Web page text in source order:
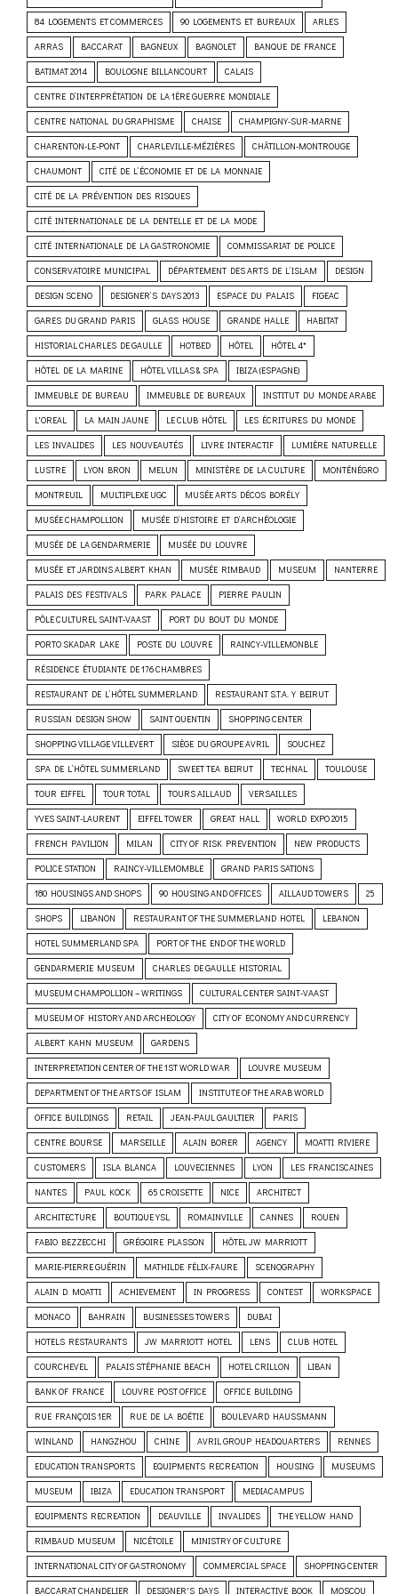
84 LOGEMENTS ET COMMERCES 90 LOGEMENTS ET BUREAUX ARLES
ARRAS BACCARAT BAGNEUX BAGNOLET BANQUE DE FRANCE
BATIMAT 2014 BOULOGNE BILLANCOURT CALAIS
CENTRE D’INTERPRÉTATION DE LA 1ÈRE GUERRE MONDIALE
CENTRE NATIONAL DU GRAPHISME CHAISE CHAMPIGNY-SUR-MARNE
CHARENTON-LE-PONT CHARLEVILLE-MÉZIÈRES CHÂTILLON-MONTROUGE
CHAUMONT CITÉ DE L’ÉCONOMIE ET DE LA MONNAIE
CITÉ DE LA PRÉVENTION DES RISQUES
CITÉ INTERNATIONALE DE LA DENTELLE ET DE LA MODE
CITÉ INTERNATIONALE DE LA GASTRONOMIE COMMISSARIAT DE POLICE
CONSERVATOIRE MUNICIPAL DÉPARTEMENT DES ARTS DE L’ISLAM DESIGN
DESIGN SCENO DESIGNER’S DAYS 2013 ESPACE DU PALAIS FIGEAC
GARES DU GRAND PARIS GLASS HOUSE GRANDE HALLE HABITAT
HISTORIAL CHARLES DE GAULLE HOTBED HÔTEL HÔTEL 4*
HÔTEL DE LA MARINE HÔTEL VILLAS & SPA IBIZA (ESPAGNE)
IMMEUBLE DE BUREAU IMMEUBLE DE BUREAUX INSTITUT DU MONDE ARABE
L'OREAL LA MAIN JAUNE LE CLUB HÔTEL LES ÉCRITURES DU MONDE
LES INVALIDES LES NOUVEAUTÉS LIVRE INTERACTIF LUMIÈRE NATURELLE
LUSTRE LYON BRON MELUN MINISTÈRE DE LA CULTURE MONTÉNÉGRO
MONTREUIL MULTIPLEXE UGC MUSÉE ARTS DÉCOS BORÉLY
MUSÉE CHAMPOLLION MUSÉE D’HISTOIRE ET D’ARCHÉOLOGIE
MUSÉE DE LA GENDARMERIE MUSÉE DU LOUVRE
MUSÉE ET JARDINS ALBERT KHAN MUSÉE RIMBAUD MUSEUM NANTERRE
PALAIS DES FESTIVALS PARK PALACE PIERRE PAULIN
PÔLE CULTUREL SAINT-VAAST PORT DU BOUT DU MONDE
PORTO SKADAR LAKE POSTE DU LOUVRE RAINCY-VILLEMONBLE
RÉSIDENCE ÉTUDIANTE DE 176 CHAMBRES
RESTAURANT DE L’HÔTEL SUMMERLAND RESTAURANT S.T.A.Y BEIRUT
RUSSIAN DESIGN SHOW SAINT QUENTIN SHOPPING CENTER
SHOPPING VILLAGE VILLEVERT SIÈGE DU GROUPE AVRIL SOUCHEZ
SPA DE L’HÔTEL SUMMERLAND SWEET TEA BEIRUT TECHNAL TOULOUSE
TOUR EIFFEL TOUR TOTAL TOURS AILLAUD VERSAILLES
YVES SAINT-LAURENT EIFFEL TOWER GREAT HALL WORLD EXPO 2015
FRENCH PAVILION MILAN CITY OF RISK PREVENTION NEW PRODUCTS
POLICE STATION RAINCY-VILLEMOMBLE GRAND PARIS SATIONS
180 HOUSINGS AND SHOPS 90 HOUSING AND OFFICES AILLAUD TOWERS 25
SHOPS LIBANON RESTAURANT OF THE SUMMERLAND HOTEL LEBANON
HOTEL SUMMERLAND SPA PORT OF THE END OF THE WORLD
GENDARMERIE MUSEUM CHARLES DE GAULLE HISTORIAL
MUSEUM CHAMPOLLION – WRITINGS CULTURAL CENTER SAINT-VAAST
MUSEUM OF HISTORY AND ARCHEOLOGY CITY OF ECONOMY AND CURRENCY
ALBERT KAHN MUSEUM GARDENS
INTERPRETATION CENTER OF THE 1ST WORLD WAR LOUVRE MUSEUM
DEPARTMENT OF THE ARTS OF ISLAM INSTITUTE OF THE ARAB WORLD
OFFICE BUILDINGS RETAIL JEAN-PAUL GAULTIER PARIS
CENTRE BOURSE MARSEILLE ALAIN BORER AGENCY MOATTI RIVIERE
CUSTOMERS ISLA BLANCA LOUVECIENNES LYON LES FRANCISCAINES
NANTES PAUL KOCK 65 CROISETTE NICE ARCHITECT
ARCHITECTURE BOUTIQUE YSL ROMAINVILLE CANNES ROUEN
FABIO BEZZECCHI GRÉGOIRE PLASSON HÔTEL JW MARRIOTT
MARIE-PIERRE GUÉRIN MATHILDE FÉLIX-FAURE SCENOGRAPHY
ALAIN D. MOATTI ACHIEVEMENT IN PROGRESS CONTEST WORKSPACE
MONACO BAHRAIN BUSINESSES TOWERS DUBAI
HOTELS RESTAURANTS JW MARRIOTT HOTEL LENS CLUB HOTEL
COURCHEVEL PALAIS STÉPHANIE BEACH HOTEL CRILLON LIBAN
BANK OF FRANCE LOUVRE POST OFFICE OFFICE BUILDING
RUE FRANÇOIS 1ER RUE DE LA BOÉTIE BOULEVARD HAUSSMANN
WINLAND HANGZHOU CHINE AVRIL GROUP HEADQUARTERS RENNES
EDUCATION TRANSPORTS EQUIPMENTS RECREATION HOUSING MUSEUMS
MUSEUM IBIZA EDUCATION TRANSPORT MEDIACAMPUS
EQUIPMENTS RECREATION DEAUVILLE INVALIDES THE YELLOW HAND
RIMBAUD MUSEUM NICÉTOILE MINISTRY OF CULTURE
INTERNATIONAL CITY OF GASTRONOMY COMMERCIAL SPACE SHOPPING CENTER
BACCARAT CHANDELIER DESIGNER'S DAYS INTERACTIVE BOOK MOSCOU